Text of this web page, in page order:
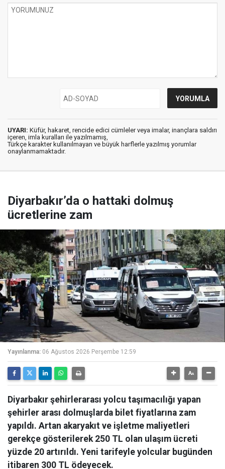
UYARI: Küfür, hakaret, rencide edici cümleler veya imalar, inançlara saldırı
içeren, imla kuralları ile yazılmamış,
Türkçe karakter kullanılmayan ve büyük harflerle yazılmış yorumlar
onaylanmamaktadır.
Diyarbakır’da o hattaki dolmuş
ücretlerine zam
Yayınlanma: 06 Ağustos 2026 Perşembe 12:59
Diyarbakır şehirlerarası yolcu taşımacılığı yapan
şehirler arası dolmuşlarda bilet fiyatlarına zam
yapıldı. Artan akaryakıt ve işletme maliyetleri
gerekçe gösterilerek 250 TL olan ulaşım ücreti
yüzde 20 artırıldı. Yeni tarifeyle yolcular bugünden
itibaren 300 TL ödeyecek.